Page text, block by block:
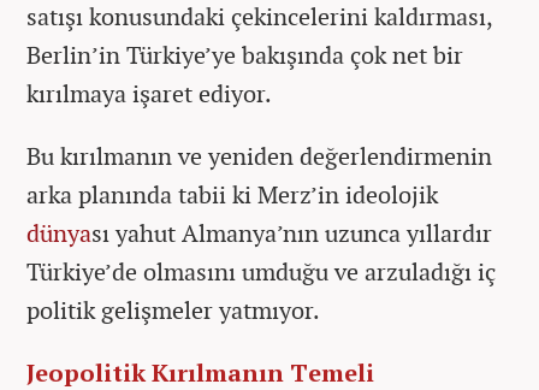
satışı konusundaki çekincelerini kaldırması,
Berlin’in Türkiye’ye bakışında çok net bir
kırılmaya işaret ediyor.
Bu kırılmanın ve yeniden değerlendirmenin
arka planında tabii ki Merz’in ideolojik
dünyası yahut Almanya’nın uzunca yıllardır
Türkiye’de olmasını umduğu ve arzuladığı iç
politik gelişmeler yatmıyor.
Jeopolitik Kırılmanın Temeli